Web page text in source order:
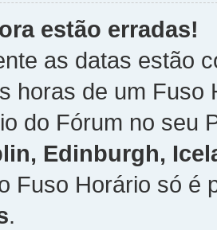
estão erradas!
as datas estão
horas de um Fuso
do Fórum no seu
Edinburgh,
Fuso Horário só é
.